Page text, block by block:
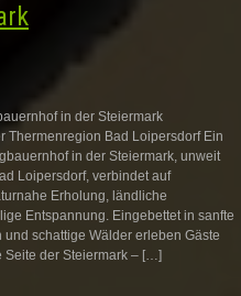
in der Steiermark
Thermenregion Bad Loipersdorf Ein
in der Steiermark, unweit
Loipersdorf, verbindet auf
Erholung, ländliche
Entspannung. Eingebettet in sanfte
und schattige Wälder erleben Gäste
Seite der Steiermark – […]